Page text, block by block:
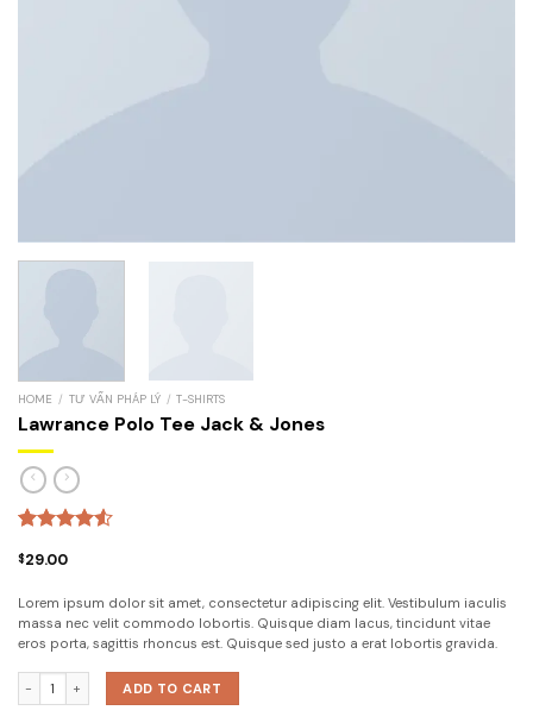
HOME / TƯ VẤN PHÁP LÝ / T-SHIRTS
Lawrance Polo Tee Jack & Jones
4.50out
based on
customer
ratings
$29.00
Lorem ipsum dolor sit amet, consectetur adipiscing elit. Vestibulum iaculis
massa nec velit commodo lobortis. Quisque diam lacus, tincidunt vitae
eros porta, sagittis rhoncus est. Quisque sed justo a erat lobortis gravida.
ADD TO CART